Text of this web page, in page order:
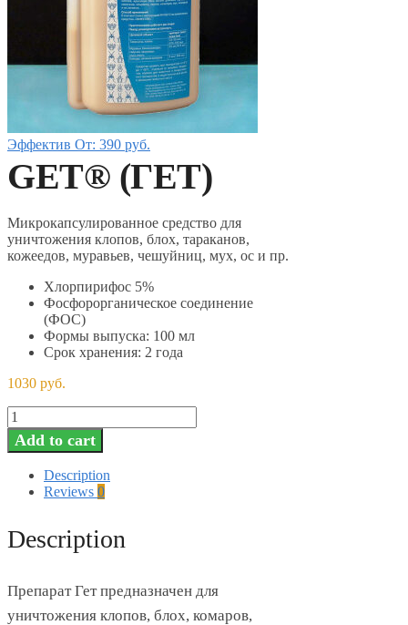
Эффектив От: 390 руб.
GET® (ГЕТ)
Микрокапсулированное средство для
уничтожения клопов, блох, тараканов,
кожеедов, муравьев, чешуйниц, мух, ос и пр.
Хлорпирифос 5%
Фосфорорганическое соединение
(ФОС)
Формы выпуска: 100 мл
Срок хранения: 2 года
1030 руб.
GET®
(ГЕТ)
quantity
Add to cart
Description
Reviews 0
Description
Препарат Гет предназначен для
уничтожения клопов, блох, комаров,